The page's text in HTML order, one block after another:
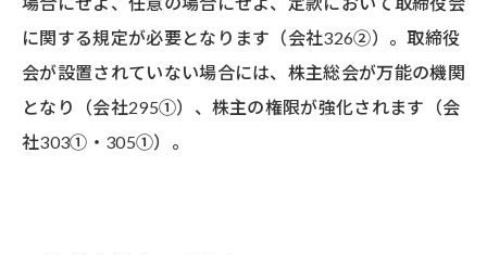
に関する規定が必要となります（会社326②）。取締役
会が設置されていない場合には、株主総会が万能の機関
となり（会社295①）、株主の権限が強化されます（会
社303①・305①）。